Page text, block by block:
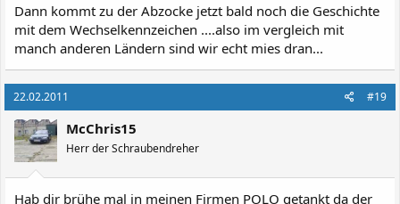
Dann kommt zu der Abzocke jetzt bald noch die Geschichte
mit dem Wechselkennzeichen ....also im vergleich mit
manch anderen Ländern sind wir echt mies dran...
22.02.2011 #19
McChris15
Herr der Schraubendreher
Hab dir brühe mal in meinen Firmen POLO getankt da der